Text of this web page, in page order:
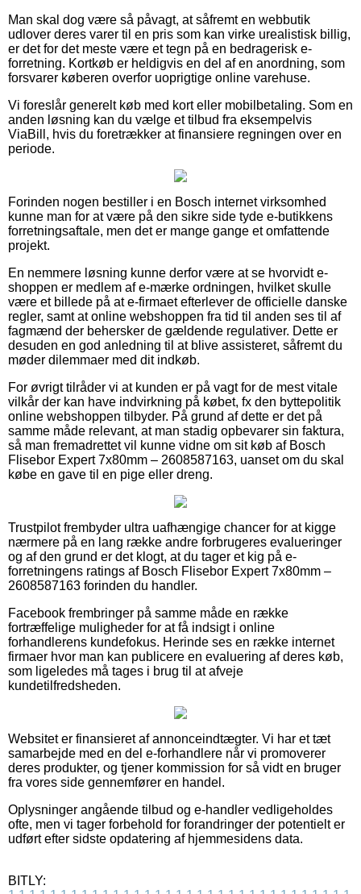
Man skal dog være så påvagt, at såfremt en webbutik
udlover deres varer til en pris som kan virke urealistisk billig,
er det for det meste være et tegn på en bedragerisk e-
forretning. Kortkøb er heldigvis en del af en anordning, som
forsvarer køberen overfor uoprigtige online varehuse.
Vi foreslår generelt køb med kort eller mobilbetaling. Som en
anden løsning kan du vælge et tilbud fra eksempelvis
ViaBill, hvis du foretrækker at finansiere regningen over en
periode.
Forinden nogen bestiller i en Bosch internet virksomhed
kunne man for at være på den sikre side tyde e-butikkens
forretningsaftale, men det er mange gange et omfattende
projekt.
En nemmere løsning kunne derfor være at se hvorvidt e-
shoppen er medlem af e-mærke ordningen, hvilket skulle
være et billede på at e-firmaet efterlever de officielle danske
regler, samt at online webshoppen fra tid til anden ses til af
fagmænd der behersker de gældende regulativer. Dette er
desuden en god anledning til at blive assisteret, såfremt du
møder dilemmaer med dit indkøb.
For øvrigt tilråder vi at kunden er på vagt for de mest vitale
vilkår der kan have indvirkning på købet, fx den byttepolitik
online webshoppen tilbyder. På grund af dette er det på
samme måde relevant, at man stadig opbevarer sin faktura,
så man fremadrettet vil kunne vidne om sit køb af Bosch
Flisebor Expert 7x80mm – 2608587163, uanset om du skal
købe en gave til en pige eller dreng.
Trustpilot frembyder ultra uafhængige chancer for at kigge
nærmere på en lang række andre forbrugeres evalueringer
og af den grund er det klogt, at du tager et kig på e-
forretningens ratings af Bosch Flisebor Expert 7x80mm –
2608587163 forinden du handler.
Facebook frembringer på samme måde en række
fortræffelige muligheder for at få indsigt i online
forhandlerens kundefokus. Herinde ses en række internet
firmaer hvor man kan publicere en evaluering af deres køb,
som ligeledes må tages i brug til at afveje
kundetilfredsheden.
Websitet er finansieret af annonceindtægter. Vi har et tæt
samarbejde med en del e-forhandlere når vi promoverer
deres produkter, og tjener kommission for så vidt en bruger
fra vores side gennemfører en handel.
Oplysninger angående tilbud og e-handler vedligeholdes
ofte, men vi tager forbehold for forandringer der potentielt er
udført efter sidste opdatering af hjemmesidens data.
BITLY: